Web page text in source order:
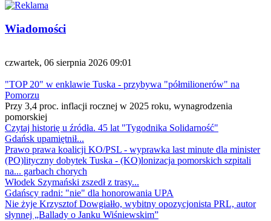
Wiadomości
czwartek, 06 sierpnia 2026 09:01
"TOP 20" w enklawie Tuska - przybywa "półmilionerów" na
Pomorzu
Przy 3,4 proc. inflacji rocznej w 2025 roku, wynagrodzenia
pomorskiej
Czytaj historię u źródła. 45 lat "Tygodnika Solidarność"
Gdańsk upamiętnił...
Prawo prawa koalicji KO/PSL - wyprawka last minute dla minister
(PO)lityczny dobytek Tuska - (KO)lonizacja pomorskich szpitali
na... garbach chorych
Włodek Szymański zszedł z trasy...
Gdańscy radni: "nie" dla honorowania UPA
Nie żyje Krzysztof Dowgiałło, wybitny opozycjonista PRL, autor
słynnej „Ballady o Janku Wiśniewskim”